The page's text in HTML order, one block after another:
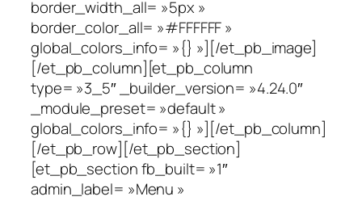
border_width_all= »5px »
border_color_all= »#FFFFFF »
global_colors_info= »{} »][/et_pb_image]
[/et_pb_column][et_pb_column
type= »3_5″ _builder_version= »4.24.0″
_module_preset= »default »
global_colors_info= »{} »][/et_pb_column]
[/et_pb_row][/et_pb_section]
[et_pb_section fb_built= »1″
admin_label= »Menu »